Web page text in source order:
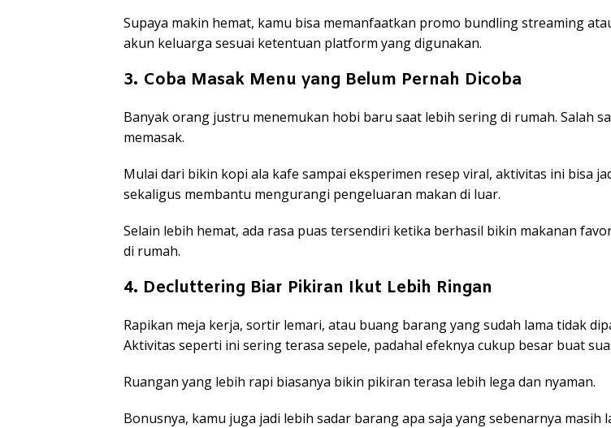
Supaya makin hemat, kamu bisa memanfaatkan promo bundling streaming
akun keluarga sesuai ketentuan platform yang digunakan.
3. Coba Masak Menu yang Belum Pernah Dicoba
Banyak orang justru menemukan hobi baru saat lebih sering di rumah. Salah
memasak.
Mulai dari bikin kopi ala kafe sampai eksperimen resep viral, aktivitas ini bisa
sekaligus membantu mengurangi pengeluaran makan di luar.
Selain lebih hemat, ada rasa puas tersendiri ketika berhasil bikin makanan
di rumah.
4. Decluttering Biar Pikiran Ikut Lebih Ringan
Rapikan meja kerja, sortir lemari, atau buang barang yang sudah lama tidak
Aktivitas seperti ini sering terasa sepele, padahal efeknya cukup besar buat
Ruangan yang lebih rapi biasanya bikin pikiran terasa lebih lega dan nyaman.
Bonusnya, kamu juga jadi lebih sadar barang apa saja yang sebenarnya masih